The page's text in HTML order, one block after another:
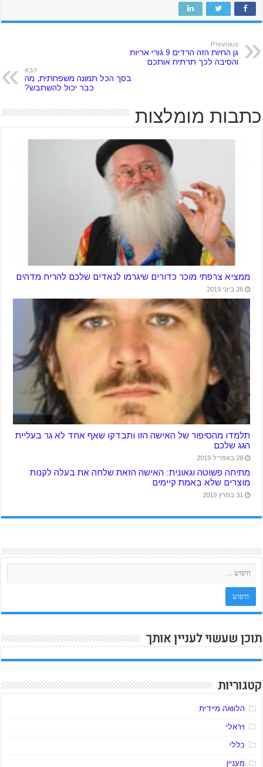
Previous
גן החיות הזה הרדים 9 גורי אריות
והסיבה לכך תרתיח אותכם
הבא
בסך הכל תמונה משפחתית, מה
כבר יכול להשתבש?
כתבות מומלצות
ממציא צרפתי מוכר כדורים שיגרמו לנאדים שלכם להריח מדהים
26 ביוני 2019
תלמדו מהסיפור של האישה הזו ותבדקו שאף אחד לא גר בעליית
הגג שלכם
28 באפריל 2019
מתיחה פשוטה וגאונית: האישה הזאת שלחה את בעלה לקנות
מוצרים שלא באמת קיימים
31 במרץ 2019
תוכן שעשוי לעניין אותך
קטגוריות
הלוואה מיידית
ויראלי
כללי
מעניין